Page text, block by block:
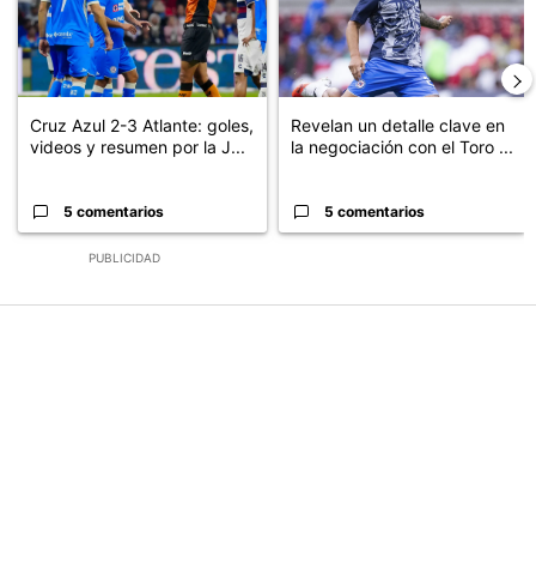
PUBLICIDAD
Cruz Azul 2-3 Atlante: goles,
videos y resumen por la J...
5 comentarios
Revelan un detalle clave en
la negociación con el Toro ...
5 comentarios